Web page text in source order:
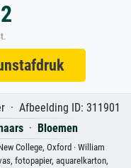
· Afbeelding ID: 311901
· Bloemen
College, Oxford · William
fotopapier, aquarelkarton,